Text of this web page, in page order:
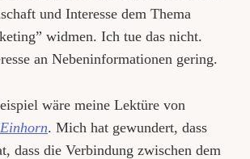
und Interesse dem Thema
widmen. Ich tue das nicht.
an Nebeninformationen gering.
wäre meine Lektüre von
. Mich hat gewundert, dass
dass die Verbindung zwischen dem